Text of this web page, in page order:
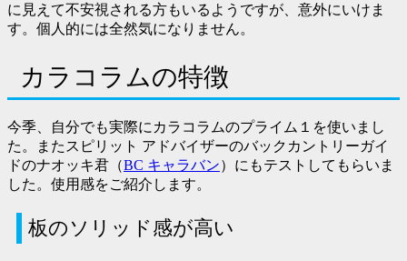
に見えて不安視される方もいるようですが、意外にいけま
す。個人的には全然気になりません。
カラコラムの特徴
今季、自分でも実際にカラコラムのプライム１を使いまし
た。またスピリット アドバイザーのバックカントリーガイ
ドのナオッキ君（BC キャラバン）にもテストしてもらいま
した。使用感をご紹介します。
板のソリッド感が高い